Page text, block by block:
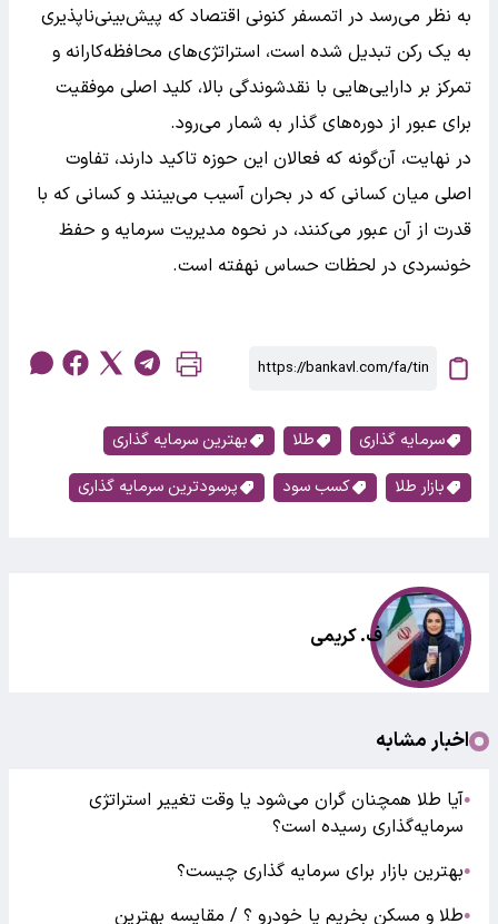
به نظر می‌رسد در اتمسفر کنونی اقتصاد که پیش‌بینی‌ناپذیری
به یک رکن تبدیل شده است، استراتژی‌های محافظه‌کارانه و
تمرکز بر دارایی‌هایی با نقدشوندگی بالا، کلید اصلی موفقیت
برای عبور از دوره‌های گذار به شمار می‌رود.
در نهایت، آن‌گونه که فعالان این حوزه تاکید دارند، تفاوت
اصلی میان کسانی که در بحران آسیب می‌بینند و کسانی که با
قدرت از آن عبور می‌کنند، در نحوه مدیریت سرمایه و حفظ
خونسردی در لحظات حساس نهفته است.
سرمایه گذاری طلا
بهترین سرمایه گذاری
بازار طلا
کسب سود پرسودترین سرمایه گذاری
ف. کریمی
اخبار مشابه
●آیا طلا همچنان گران می‌شود یا وقت تغییر استراتژی
سرمایه‌گذاری رسیده است؟
●بهترین بازار برای سرمایه گذاری چیست؟
●طلا و مسکن بخریم یا خودرو ؟ / مقایسه بهترین